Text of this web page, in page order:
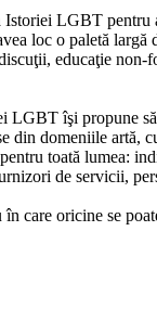
LGBT pentru
loc o paletă largă
educaţie non-
LGBT îşi propune
din domeniile artă,
toată lumea:
de servicii,
care oricine se